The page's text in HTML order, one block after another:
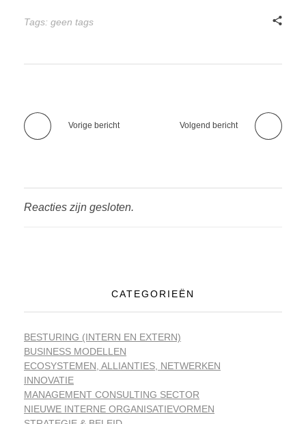
Tags: geen tags
Vorige bericht Volgend bericht
Reacties zijn gesloten.
CATEGORIEËN
BESTURING (INTERN EN EXTERN)
BUSINESS MODELLEN
ECOSYSTEMEN, ALLIANTIES, NETWERKEN
INNOVATIE
MANAGEMENT CONSULTING SECTOR
NIEUWE INTERNE ORGANISATIEVORMEN